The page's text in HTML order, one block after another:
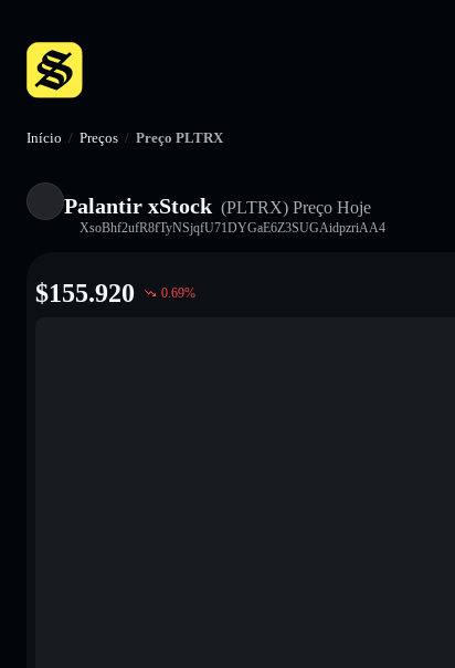
Início / Preços / Preço PLTRX
Palantir xStock (PLTRX) Preço Hoje
XsoBhf2ufR8fTyNSjqfU71DYGaE6Z3SUGAidpzriAA4
$155.920 0.69%